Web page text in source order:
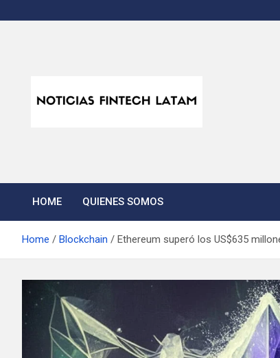
to
HOME QUIENES SOMOS
Home Blockchain Ethereum superó los US$635